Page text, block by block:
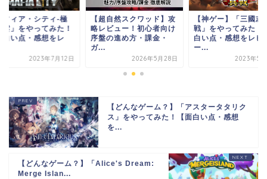
フィア・シティ-極
雲」をやってみた！
白い点・感想をレ
2023年7月12日
【超自然スクワッド】攻
略レビュー！初心者向け
序盤の進め方・課金・
ガ...
2026年5月28日
【神ゲー】「三國志
戦」をやってみた！
白い点・感想をレビ
ー...
2023年5
【どんなゲーム？】「アスタータタリク
ス」をやってみた！【面白い点・感想
を...
【どんなゲーム？】「Alice's Dream:
Merge Islan...